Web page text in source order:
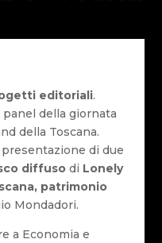
editoriali.
della giornata
della Toscana.
di due
diffusodi Lonely
patrimonio
Mondadori.
a Economia e